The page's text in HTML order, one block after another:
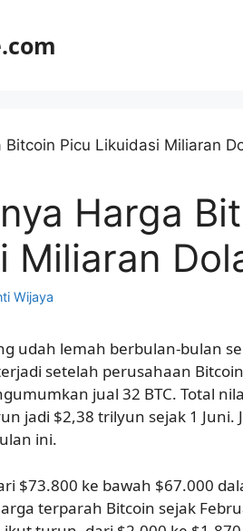
Harga
Miliaran
Wijaya
udah lemah berbulan-bulan
setelah perusahaan Bitcoin
jual 32 BTC. Total
jadi $2,38 trilyun sejak 1 Juni.
ini.
$73.800 ke bawah $67.000
terparah Bitcoin sejak